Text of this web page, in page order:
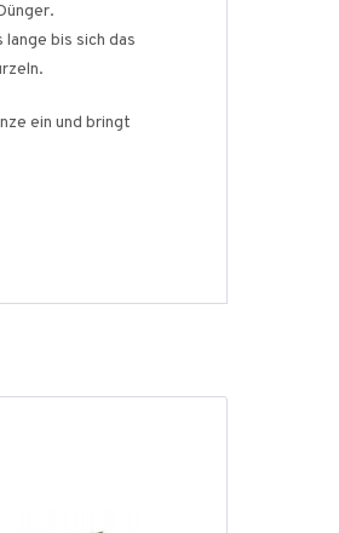
bis sich das
ein und bringt